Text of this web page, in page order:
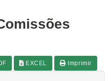
EXCEL Imprimir